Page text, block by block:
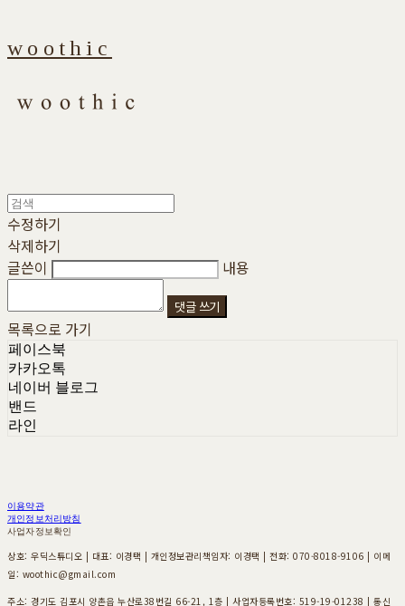
woothic
수정하기
삭제하기
글쓴이
내용
댓글 쓰기
목록으로 가기
페이스북
카카오톡
네이버 블로그
밴드
라인
이용약관
개인정보처리방침
사업자정보확인
상호: 우딕스튜디오 | 대표: 이경택 | 개인정보관리책임자: 이경택 | 전화: 070-8018-9106 | 이메
일: woothic@gmail.com
주소: 경기도 김포시 양촌읍 누산로38번길 66-21, 1층 | 사업자등록번호: 519-19-01238 | 통신